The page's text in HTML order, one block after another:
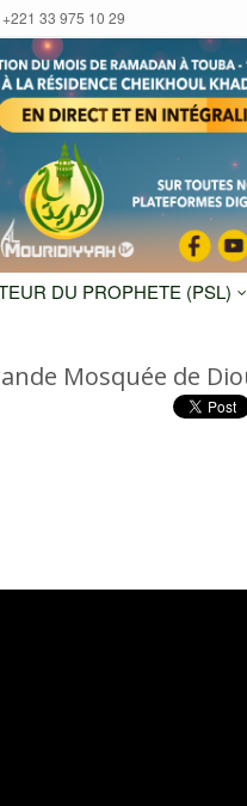
+221 33 975 10 29
DU PROPHETE (PSL)
Mosquée de